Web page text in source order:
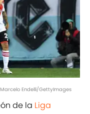
Endelli/GettyImages
de la Liga